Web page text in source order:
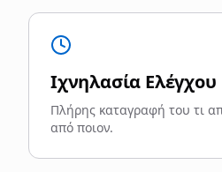
Ιχνηλασία Ελέγχου
Πλήρης καταγραφή του τι
από ποιον.